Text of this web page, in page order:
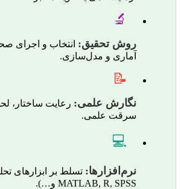
🔬
روش تحقیق: انتخاب و اجرای
آماری و مدل‌سازی.
📝
نگارش علمی: رعایت ساختار،
سرقت علمی.
💻
نرم‌افزارها:
MATLAB, R, SPSS و…).